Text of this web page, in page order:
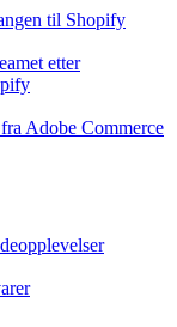
til Shopify
etter
Adobe Commerce